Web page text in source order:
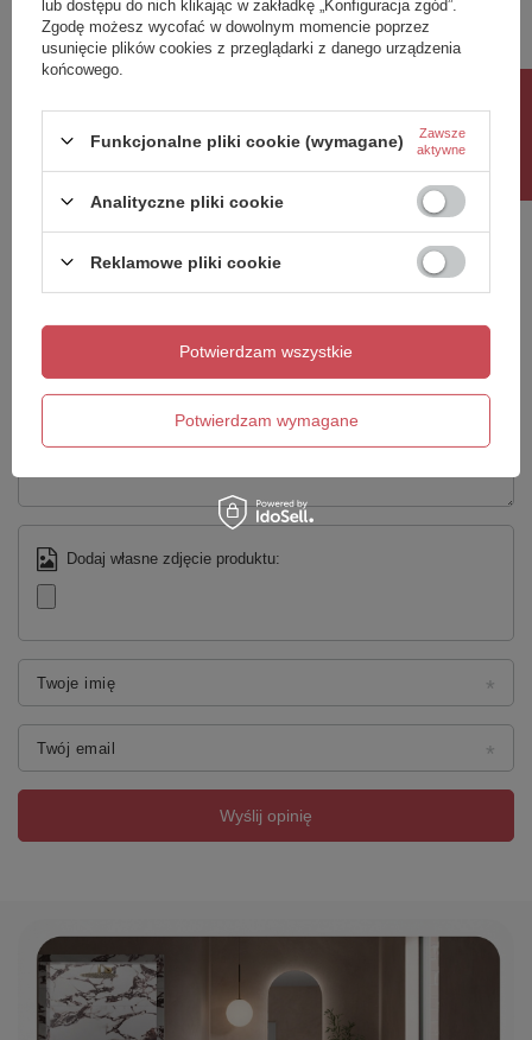
Taric
68109900
Gwarancja
2 lata
kolor biały
Potrzebujesz pomocy? Masz pytania?
Zadaj pytanie a my odpowiemy niezwłocznie,
najciekawsze pytania i odpowiedzi publikując
dla innych.
Zadaj pytanie
Napisz swoją opinię
Dodaj własne zdjęcie produktu:
Twoje imię
Twój email
Wyślij opinię
lub dostępu do nich klikając w zakładkę „Konfiguracja zgód”.
Zgodę możesz wycofać w dowolnym momencie poprzez
usunięcie plików cookies z przeglądarki z danego urządzenia
końcowego.
Funkcjonalne pliki cookie (wymagane)
Zawsze
aktywne
Analityczne pliki cookie
Reklamowe pliki cookie
Potwierdzam wymagane
Potwierdzam wszystkie